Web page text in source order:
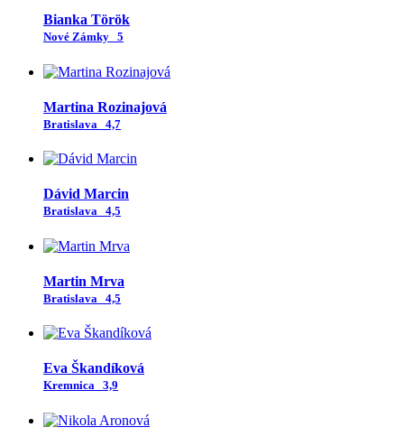
Bianka Török
Nové Zámky 5
Martina Rozinajová
Bratislava 4,7
Dávid Marcin
Bratislava 4,5
Martin Mrva
Bratislava 4,5
Eva Škandíková
Kremnica 3,9